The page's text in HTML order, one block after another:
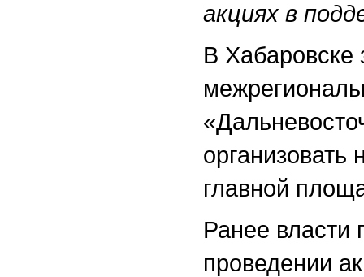
акциях в
В Хабаровске
главной
Ранее власти
проведении